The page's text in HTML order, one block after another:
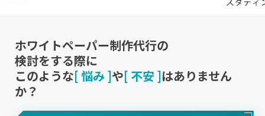
ホワイトペーパー制作代行の
検討をする際に
このような[ 悩み ]や[ 不安 ]はありません
か？